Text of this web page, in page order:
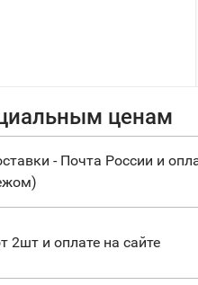
ценам
- Почта России и
2шт и оплате на сайте